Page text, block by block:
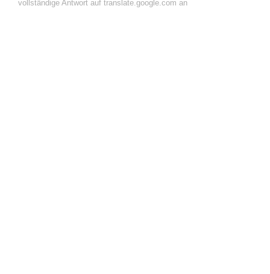
vollständige Antwort auf translate.google.com an